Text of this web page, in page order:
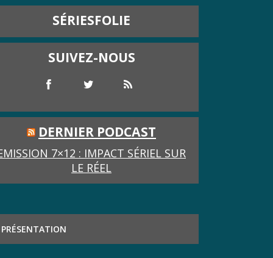
SÉRIESFOLIE
SUIVEZ-NOUS
DERNIER PODCAST
7×12 : IMPACT SÉRIEL SUR
LE RÉEL
PRÉSENTATION